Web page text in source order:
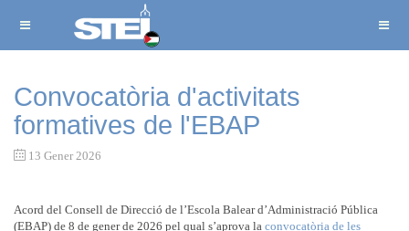
Convocatòria d'activitats
formatives de l'EBAP
13 Gener 2026
Acord del Consell de Direcció de l’Escola Balear d’Administració Pública
(EBAP) de 8 de gener de 2026 pel qual s’aprova la convocatòria de les